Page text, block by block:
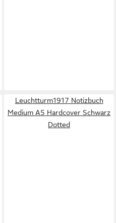
Leuchtturm1917 Notizbuch
Medium A5 Hardcover Schwarz
Dotted